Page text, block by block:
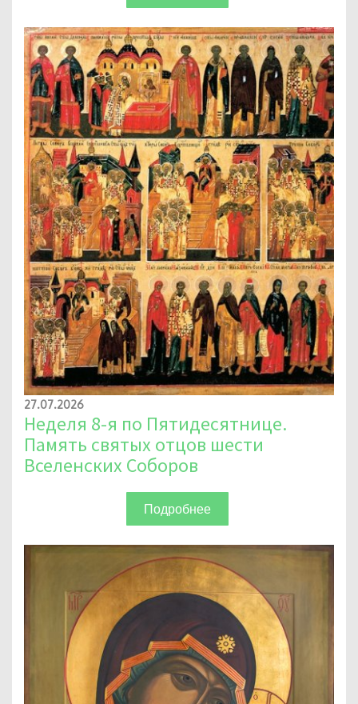
27.07.2026
Неделя 8-я по Пятидесятнице.
Память святых отцов шести
Вселенских Соборов
Подробнее